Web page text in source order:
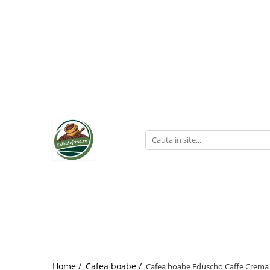
Home / Cafea boabe / Cafea boabe Eduscho Caffe